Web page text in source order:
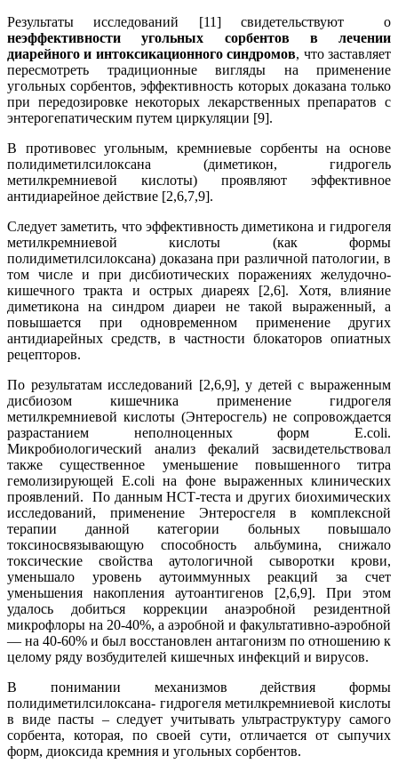
Результаты исследований [11] cвидетельствуют о
неэффективности угольных сорбентов в лечении
диарейного и интоксикационного синдромов, что заставляет
пересмотреть традиционные вигляды на применение
угольных сорбентов, эффективность которых доказана только
при передозировке некоторых лекарственных препаратов с
энтерогепатическим путем циркуляции [9].
В противовес угольным, кремниевые сорбенты на основе
полидиметилсилоксана (диметикон, гидрогель
метилкремниевой кислоты) проявляют эффективное
антидиарейное действие [2,6,7,9].
Следует заметить, что эффективность диметикона и гидрогеля
метилкремниевой кислоты (как формы
полидиметилсилоксана) доказана при различной патологии, в
том числе и при дисбиотических поражениях желудочно-
кишечного тракта и острых диареях [2,6]. Хотя, влияние
диметикона на синдром диареи не такой выраженный, а
повышается при одновременном применение других
антидиарейных средств, в частности блокаторов опиатных
рецепторов.
По результатам исследований [2,6,9], у детей с выраженным
дисбиозом кишечника применение гидрогеля
метилкремниевой кислоты (Энтеросгель) не сопровождается
разрастанием неполноценных форм Е.соli.
Микробиологический анализ фекалий засвидетельствовал
также существенное уменьшение повышенного титра
гемолизирующей E.coli на фоне выраженных клинических
проявлений. По данным НСТ-теста и других биохимических
исследований, применение Энтеросгеля в комплексной
терапии данной категории больных повышало
токсиносвязывающую способность альбумина, снижало
токсические свойства аутологичной сыворотки крови,
уменьшало уровень аутоиммунных реакций за счет
уменьшения накопления аутоантигенов [2,6,9]. При этом
удалось добиться коррекции анаэробной резидентной
микрофлоры на 20-40%, а аэробной и факультативно-аэробной
— на 40-60% и был восстановлен антагонизм по отношению к
целому ряду возбудителей кишечных инфекций и вирусов.
В понимании механизмов действия формы
полидиметилсилоксана- гидрогеля метилкремниевой кислоты
в виде пасты – следует учитывать ультраструктуру самого
сорбента, которая, по своей сути, отличается от сыпучих
форм, диоксида кремния и угольных сорбентов.